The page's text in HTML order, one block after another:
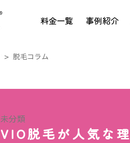
料金一覧 事例紹介
脱毛コラム
未分類
VIO脱毛が人気な